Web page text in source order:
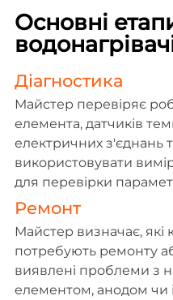
Основні
Діагностика
Майстер перевіряє
елемента, датчиків
електричних з'єднань
використовувати
для перевірки
Ремонт
Майстер визначає, які
потребують ремонту
виявлені проблеми з
елементом, анодом чи